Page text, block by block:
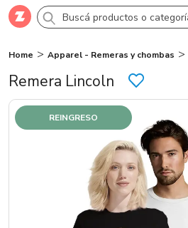
Comprar Creá tu
Categorías
SALE 70% OFF
Novedades
Remera Lincoln
Home Apparel - Remeras y chombas
REINGRESO